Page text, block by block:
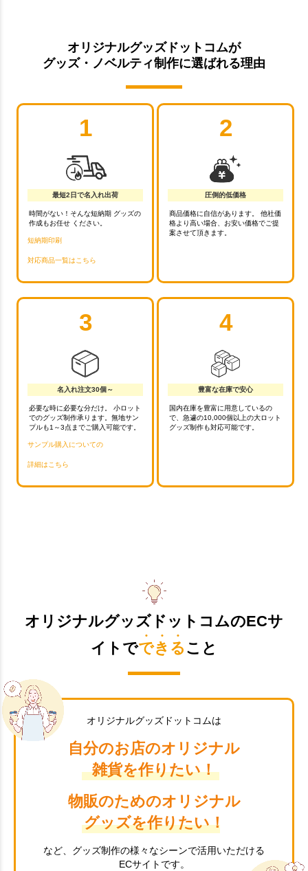
オリジナルグッズドットコムが
グッズ・ノベルティ制作に選ばれる理由
1
最短2日で名入れ出荷
時間がない！そんな短納期 グッズの
作成もお任せ ください。
短納期印刷
対応商品一覧はこちら
2
圧倒的低価格
商品価格に自信があります。 他社価
格より高い場合、お安い価格でご提
案させて頂きます。
3
名入れ注文30個～
必要な時に必要な分だけ。 小ロット
でのグッズ制作承ります。無地サン
プルも1～3点までご購入可能です。
サンプル購入についての
詳細はこちら
4
豊富な在庫で安心
国内在庫を豊富に用意しているの
で、急遽の10,000個以上の大ロット
グッズ制作も対応可能です。
オリジナルグッズドットコムのECサ
イトでできる こと
オリジナルグッズドットコムは
自分のお店のオリジナル
雑貨を作りたい！
物販のためのオリジナル
グッズを作りたい！
など、グッズ制作の様々なシーンで活用いただける
ECサイトです。